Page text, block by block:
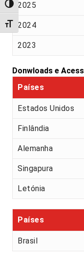
Alternar alto contraste
Alternar tamanho da
2025
2024
2023
Donwloads e
Países
Estados Unidos
Finlândia
Alemanha
Singapura
Letónia
Países
Brasil